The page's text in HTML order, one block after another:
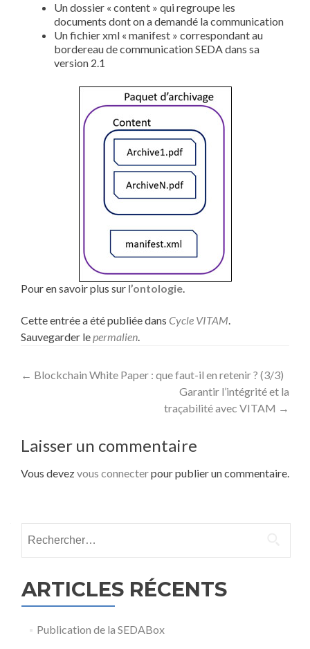
Un dossier « content » qui regroupe les
documents dont on a demandé la communication
Un fichier xml « manifest » correspondant au
bordereau de communication SEDA dans sa
version 2.1
Pour en savoir plus sur l’ontologie.
Cette entrée a été publiée dans Cycle VITAM.
Sauvegarder lepermalien.
Navigation
← Blockchain White Paper : que faut-il en retenir ? (3/3)
Garantir l’intégrité et la
traçabilité avec VITAM →
Laisser un commentaire
Vous devezvous connecterpour publier un commentaire.
ARTICLES RÉCENTS
Publication de la SEDABox